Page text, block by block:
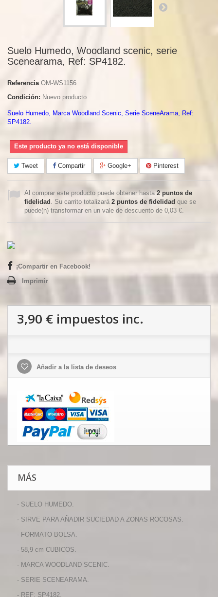
Suelo Humedo, Woodland scenic, serie
Scenearama, Ref: SP4182.
Referencia OM-WS1156
Condición: Nuevo producto
Suelo Humedo, Marca Woodland Scenic, Serie SceneArama, Ref:
SP4182.
Este producto ya no está disponible
Tweet Compartir Google+ Pinterest
Al comprar este producto puede obtener hasta2puntos de
fidelidad . Su carrito totalizará 2 puntos de fidelidad que se
puede(n) transformar en un vale de descuento de 0,03 €.
¡Compartir en Facebook!
Imprimir
3,90 € impuestos inc.
Añadir a la lista de deseos
MÁS
- SUELO HUMEDO.
- SIRVE PARA AÑADIR SUCIEDAD A ZONAS ROCOSAS.
- FORMATO BOLSA.
- 58,9 cm CUBICOS.
- MARCA WOODLAND SCENIC.
- SERIE SCENEARAMA.
- REF: SP4182.